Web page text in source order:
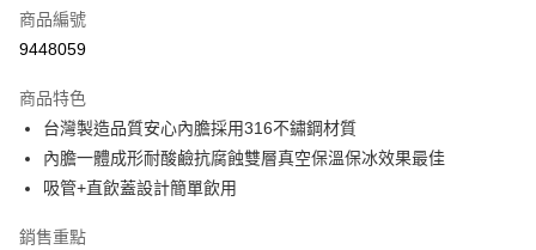
信用卡分期付款
合作金庫商業銀行
華南商業銀行
彰化商業銀行
上海商業儲蓄銀行
台北富邦商業銀行
國泰世華商業銀行
匯豐（台灣）商業銀行
6 期 0 利率 每期
華南商業銀行
彰化商業銀行
上海商業儲蓄銀行
臺灣中小企業銀行
12 期 0 利率 每期NT$54
合作金庫商業銀行
上海商業儲蓄銀行
超商取貨付款
LINE Pay
商品編號
9448059
商品特色
台灣製造品質安心內膽採用316不鏽鋼材質
內膽一體成形耐酸鹼抗腐蝕雙層真空保溫保冰效果最佳
吸管+直飲蓋設計簡單飲用
銷售重點